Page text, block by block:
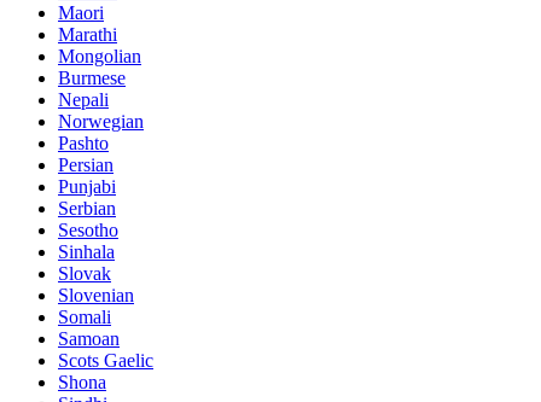
Maori
Marathi
Mongolian
Burmese
Nepali
Norwegian
Pashto
Persian
Punjabi
Serbian
Sesotho
Sinhala
Slovak
Slovenian
Somali
Samoan
Scots Gaelic
Shona